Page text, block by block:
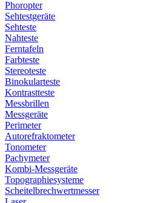
Phoropter
Sehtestgeräte
Sehteste
Nahteste
Ferntafeln
Farbteste
Stereoteste
Binokularteste
Kontrastteste
Messbrillen
Messgeräte
Perimeter
Autorefraktometer
Tonometer
Pachymeter
Kombi-Messgeräte
Topographiesysteme
Scheitelbrechwertmesser